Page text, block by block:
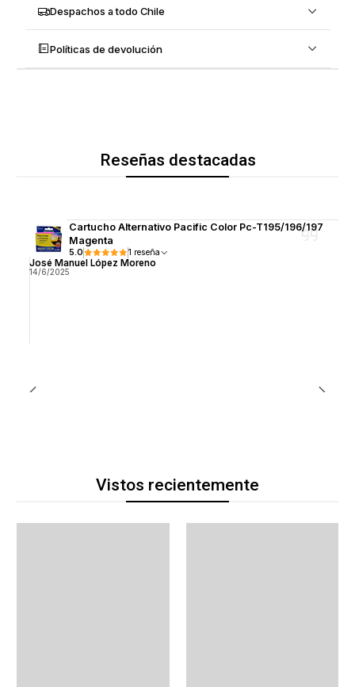
Despachos a todo Chile
Políticas de devolución
Reseñas destacadas
Cartucho Alternativo Pacific Color Pc-T195/196/197
Magenta
5.0 1 reseña
José Manuel López Moreno
14/6/2025
Vistos recientemente